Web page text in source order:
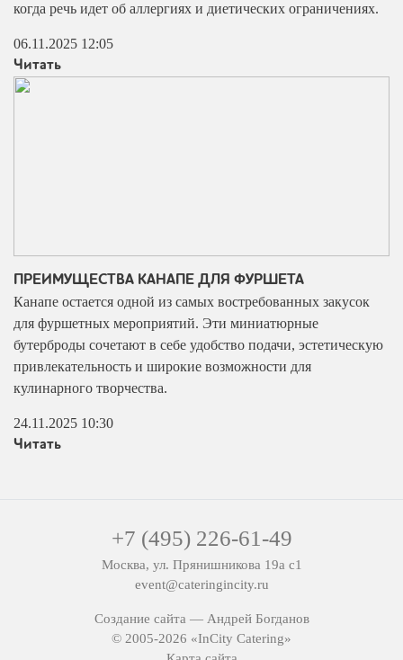
когда речь идет об аллергиях и диетических ограничениях.
06.11.2025 12:05
Читать
ПРЕИМУЩЕСТВА КАНАПЕ ДЛЯ ФУРШЕТА
Канапе остается одной из самых востребованных закусок
для фуршетных мероприятий. Эти миниатюрные
бутерброды сочетают в себе удобство подачи, эстетическую
привлекательность и широкие возможности для
кулинарного творчества.
24.11.2025 10:30
Читать
+7 (495) 226-61-49
Москва, ул. Прянишникова 19а с1
event@cateringincity.ru
Создание сайта — Андрей Богданов
© 2005-2026 «InCity Catering»